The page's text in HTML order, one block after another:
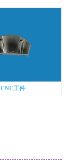
CNC工件